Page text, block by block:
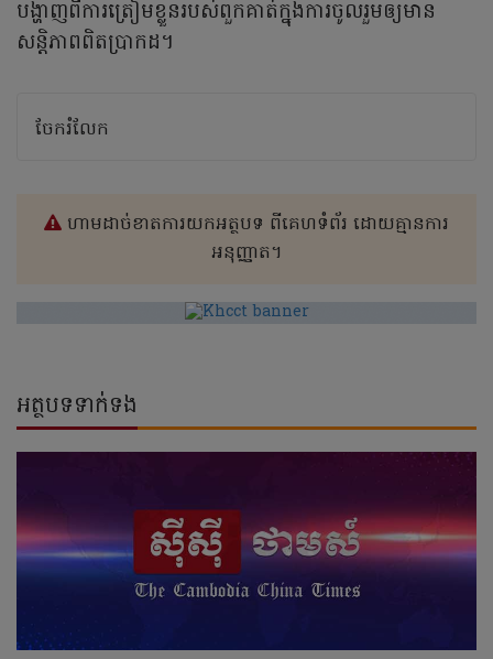
បង្ហាញពីការត្រៀមខ្លួនរបស់ពួកគាត់ក្នុងការចូលរួមឲ្យមាន
សន្តិភាពពិតប្រាកដ។
ចែករំលែក
ហាមដាច់ខាតការយកអត្ថបទ ពីគេហទំព័រ ដោយគ្មានការ
អនុញ្ញាត។
អត្ថបទទាក់ទង